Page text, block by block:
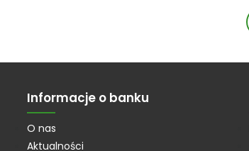
Informacje o banku
O nas
Aktualności